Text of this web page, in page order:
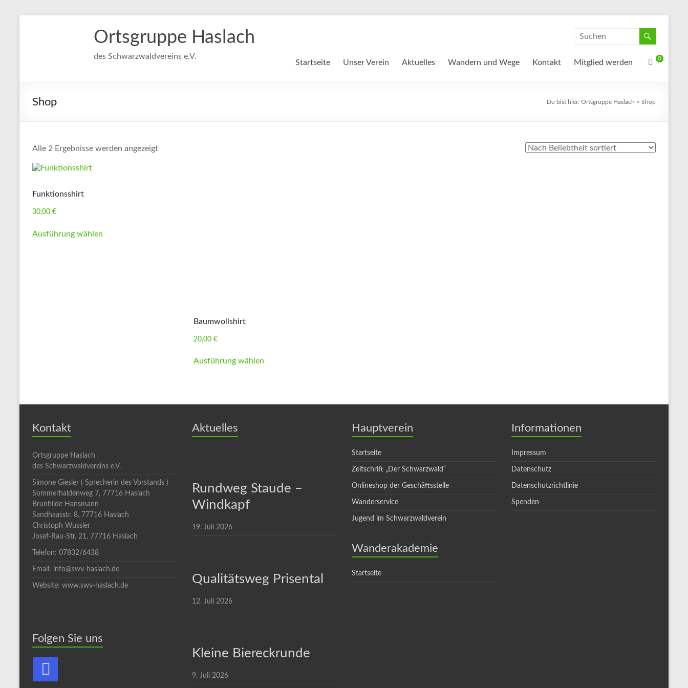
Ortsgruppe Haslach
des Schwarzwaldvereins e.V. 0
Startseite Unser Verein Aktuelles Wandern und Wege Kontakt Mitglied werden
Shop Du bist hier: Ortsgruppe Haslach > Shop
Alle 2 Ergebnisse werden angezeigt
Funktionsshirt
30,00 €
Ausführung wählen
Baumwollshirt
20,00 €
Ausführung wählen
Kontakt
Ortsgruppe Haslach
des Schwarzwaldvereins e.V.
Simone Giesler ( Sprecherin des Vorstands )
Sommerhaldenweg 7, 77716 Haslach
Brunhilde Hansmann
Sandhaasstr. 8, 77716 Haslach
Christoph Wussler
Josef-Rau-Str. 21, 77716 Haslach
Telefon: 07832/6438
Email: info@swv-haslach.de
Website: www.swv-haslach.de
Folgen Sie uns
Aktuelles
Rundweg Staude –
Windkapf
19. Juli 2026
Qualitätsweg Prisental
12. Juli 2026
Kleine Biereckrunde
9. Juli 2026
Hauptverein
Startseite
Zeitschrift „Der Schwarzwald“
Onlineshop der Geschäftsstelle
Wanderservice
Jugend im Schwarzwaldverein
Wanderakademie
Startseite
Informationen
Impressum
Datenschutz
Datenschutzrichtlinie
Spenden